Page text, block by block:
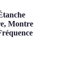
Montre